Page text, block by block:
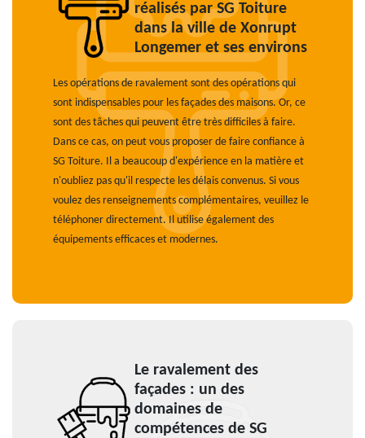
réalisés par SG Toiture
dans la ville de Xonrupt
Longemer et ses environs
Les opérations de ravalement sont des opérations qui
sont indispensables pour les façades des maisons. Or, ce
sont des tâches qui peuvent être très difficiles à faire.
Dans ce cas, on peut vous proposer de faire confiance à
SG Toiture. Il a beaucoup d'expérience en la matière et
n'oubliez pas qu'il respecte les délais convenus. Si vous
voulez des renseignements complémentaires, veuillez le
téléphoner directement. Il utilise également des
équipements efficaces et modernes.
Le ravalement des
façades : un des
domaines de
compétences de SG